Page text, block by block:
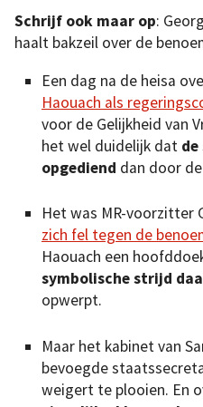
Schrijf ook maar op:
haalt bakzeil over de
Een dag na de heisa
Haouach als
voor de Gelijkheid van
het wel duidelijk dat
opgediend dan door
Het was MR-voorzitter
zich fel tegen de
Haouach een
symbolische strijd
opwerpt.
Maar het kabinet van
bevoegde
weigert te plooien. En